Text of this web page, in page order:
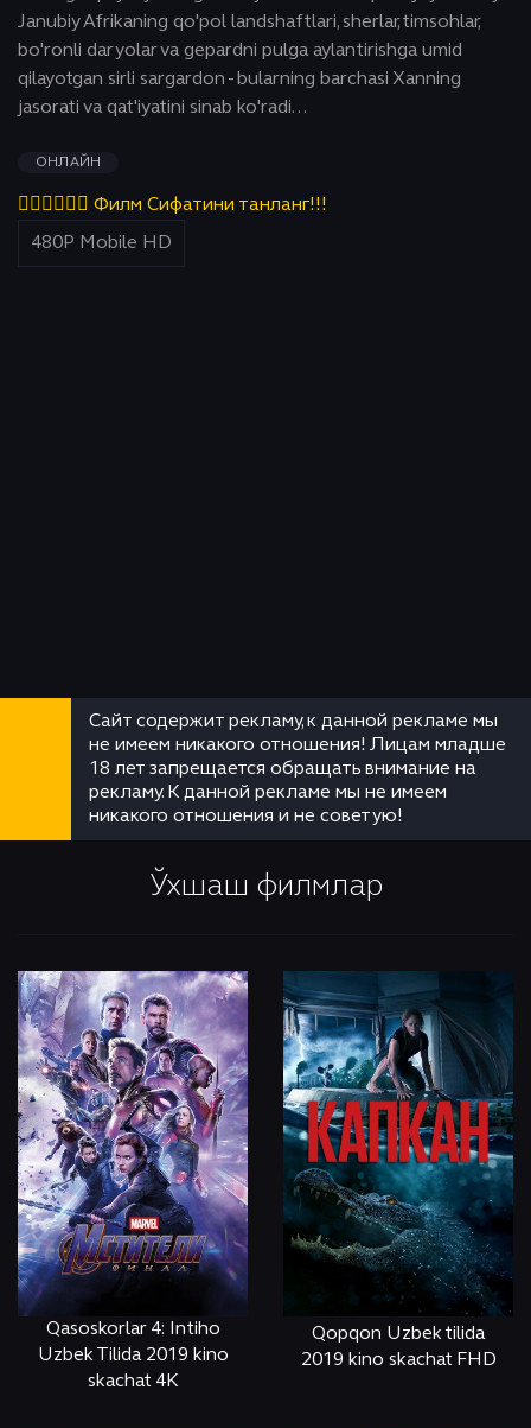
Janubiy Afrikaning qo'pol landshaftlari, sherlar, timsohlar,
bo'ronli daryolar va gepardni pulga aylantirishga umid
qilayotgan sirli sargardon - bularning barchasi Xanning
jasorati va qat'iyatini sinab ko'radi...
ОНЛАЙН
👇🏻👇🏻👇🏻 Филм Сифатини танланг!!!
Сайт содержит рекламу, к данной рекламе мы
не имеем никакого отношения! Лицам младше
18 лет запрещается обращать внимание на
рекламу. К данной рекламе мы не имеем
никакого отношения и не советую!
Ўхшаш филмлар
Qasoskorlar 4: Intiho
Uzbek Tilida 2019 kino
skachat 4K
Qopqon Uzbek tilida
2019 kino skachat FHD